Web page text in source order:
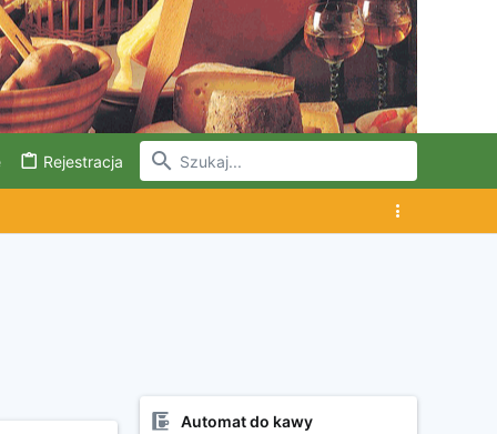
Rejestracja
Automat do kawy